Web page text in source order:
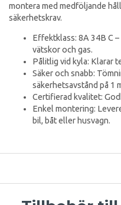
montera med medföljande
säkerhetskrav.
Effektklass: 8A 34B C
vätskor och gas.
Pålitlig vid kyla: Klarar
Säker och snabb:
säkerhetsavstånd på 1
Certifierad kvalitet:
Enkel montering:
bil, båt eller husvagn.